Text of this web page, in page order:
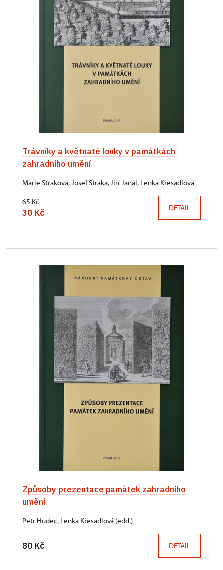
Trávníky a květnaté louky v památkách
zahradního umění
Marie Straková, Josef Straka, Jiří Janál, Lenka Křesadlová
65 Kč
30 Kč DETAIL
Způsoby prezentace památek zahradního
umění
Petr Hudec, Lenka Křesadlová (edd.)
80 Kč DETAIL